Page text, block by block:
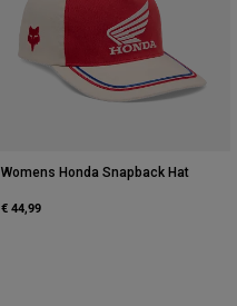
Womens Honda Snapback Hat
€ 44,99